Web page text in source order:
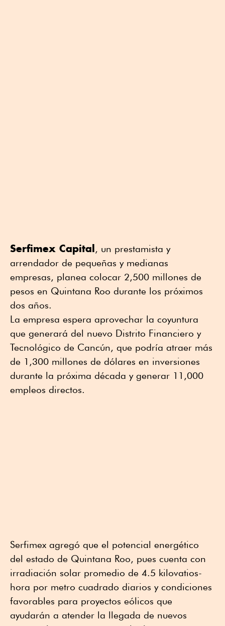
Serfimex Capital , un prestamista y
arrendador de pequeñas y medianas
empresas, planea colocar 2,500 millones de
pesos en Quintana Roo durante los próximos
dos años.
La empresa espera aprovechar la coyuntura
que generará del nuevo Distrito Financiero y
Tecnológico de Cancún, que podría atraer más
de 1,300 millones de dólares en inversiones
durante la próxima década y generar 11,000
empleos directos.
Serfimex agregó que el potencial energético
del estado de Quintana Roo, pues cuenta con
irradiación solar promedio de 4.5 kilovatios-
hora por metro cuadrado diarios y condiciones
favorables para proyectos eólicos que
ayudarán a atender la llegada de nuevos